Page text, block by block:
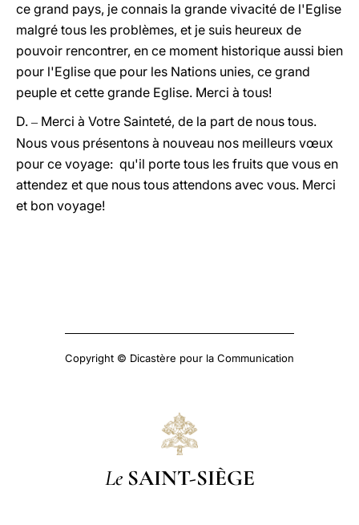
ce grand pays, je connais la grande vivacité de l'Eglise
malgré tous les problèmes, et je suis heureux de
pouvoir rencontrer, en ce moment historique aussi bien
pour l'Eglise que pour les Nations unies, ce grand
peuple et cette grande Eglise. Merci à tous!
D. – Merci à Votre Sainteté, de la part de nous tous.
Nous vous présentons à nouveau nos meilleurs vœux
pour ce voyage: qu'il porte tous les fruits que vous en
attendez et que nous tous attendons avec vous. Merci
et bon voyage!
Copyright © Dicastère pour la Communication
Le SAINT-SIÈGE